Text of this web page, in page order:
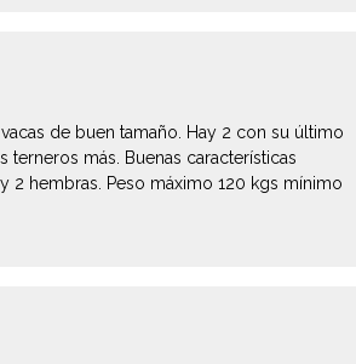
de buen tamaño. Hay 2 con su último
más. Buenas características
2 hembras. Peso máximo 120 kgs mínimo